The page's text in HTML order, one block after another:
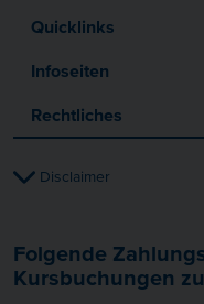
Quicklinks
Infoseiten
Rechtliches
Disclaimer
Folgende
Kursbuchungen